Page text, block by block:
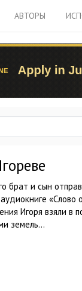
АВТОРЫ
брат и сын
Игоря взяли в
земель...